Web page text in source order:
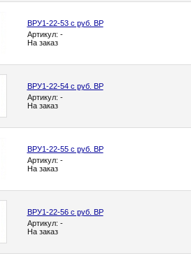
ВРУ1-22-53 с руб. ВР
Артикул: -
На заказ
ВРУ1-22-54 с руб. ВР
Артикул: -
На заказ
ВРУ1-22-55 с руб. ВР
Артикул: -
На заказ
ВРУ1-22-56 с руб. ВР
Артикул: -
На заказ